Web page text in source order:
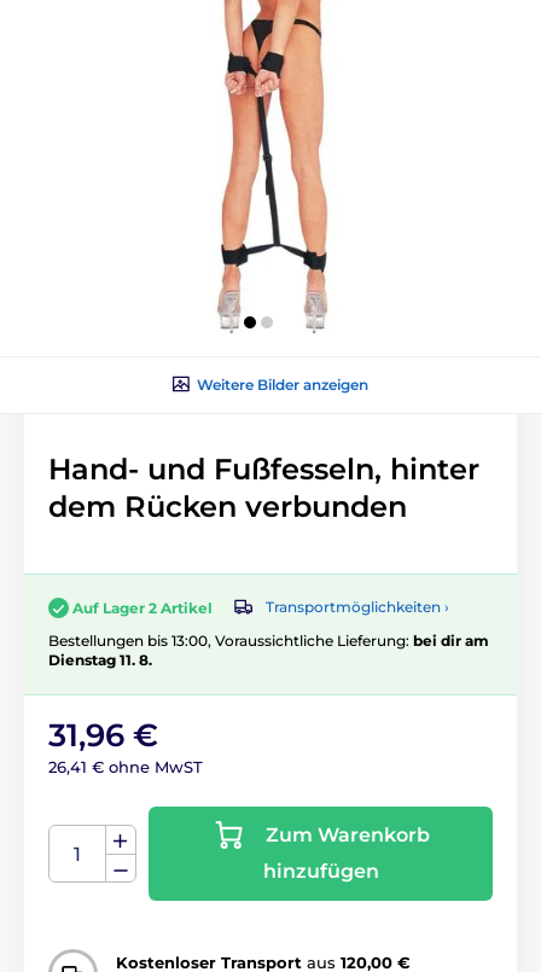
Weitere Bilder anzeigen
Hand- und Fußfesseln, hinter
dem Rücken verbunden
Auf Lager 2 Artikel
Transportmöglichkeiten ›
Bestellungen bis 13:00, Voraussichtliche Lieferung: bei dir am
Dienstag 11. 8.
31,96 €
26,41 € ohne MwST
Zum Warenkorb
hinzufügen
Kostenloser Transport aus 120,00 €